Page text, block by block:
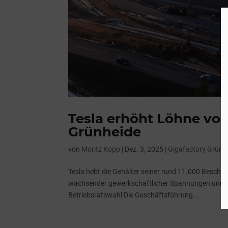
Tesla erhöht Löhne
Grünheide
von Moritz Kopp | Dez. 3, 2025 | Gigafactory
Tesla hebt die Gehälter seiner rund 11.000
wachsender gewerkschaftlicher Spannungen und
Betriebsratswahl Die Geschäftsführung...